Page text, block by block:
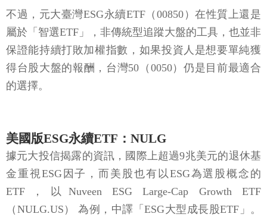
不過，元大臺灣ESG永續ETF（00850）在性質上還是
屬於「智選ETF」，非傳統型追蹤大盤的工具，也並非
保證能持續打敗加權指數，如果投資人是想要單純獲
得台股大盤的報酬，台灣50（0050）仍是目前最適合
的選擇。
美國版ESG永續ETF：NULG
據元大投信揭露的資訊，國際上超過9兆美元的退休基
金重視ESG因子，而美股也有以ESG為選股概念的
ETF，以Nuveen ESG Large-Cap Growth ETF
（NULG.US） 為例，中譯「ESG大型成長股ETF」。